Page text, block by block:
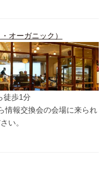
オーガニック）
徒歩1分
情報交換会の会場に来られ
い。